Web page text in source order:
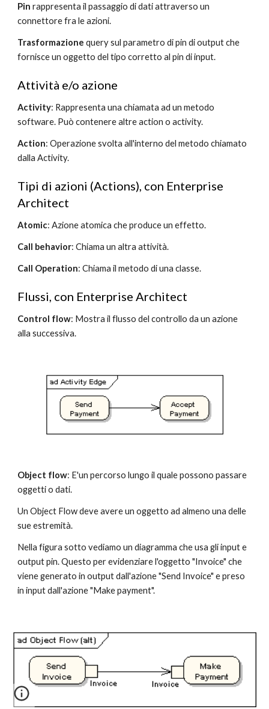
Pin rappresenta il passaggio di dati attraverso un
connettore fra le azioni.
Trasformazione query sul parametro di pin di output che
fornisce un oggetto del tipo corretto al pin di input.
Attività e/o azione
Activity: Rappresenta una chiamata ad un metodo
software. Può contenere altre action o activity.
Action: Operazione svolta all'interno del metodo chiamato
dalla Activity.
Tipi di azioni (Actions), con Enterprise
Architect
Atomic: Azione atomica che produce un effetto.
Call behavior: Chiama un altra attività.
Call Operation: Chiama il metodo di una classe.
Flussi, con Enterprise Architect
Control flow: Mostra il flusso del controllo da un azione
alla successiva.
Object flow: E'un percorso lungo il quale possono passare
oggetti o dati.
Un Object Flow deve avere un oggetto ad almeno una delle
sue estremità.
Nella figura sotto vediamo un diagramma che usa gli input e
output pin. Questo per evidenziare l'oggetto "Invoice" che
viene generato in output dall'azione "Send Invoice" e preso
in input dall'azione "Make payment".